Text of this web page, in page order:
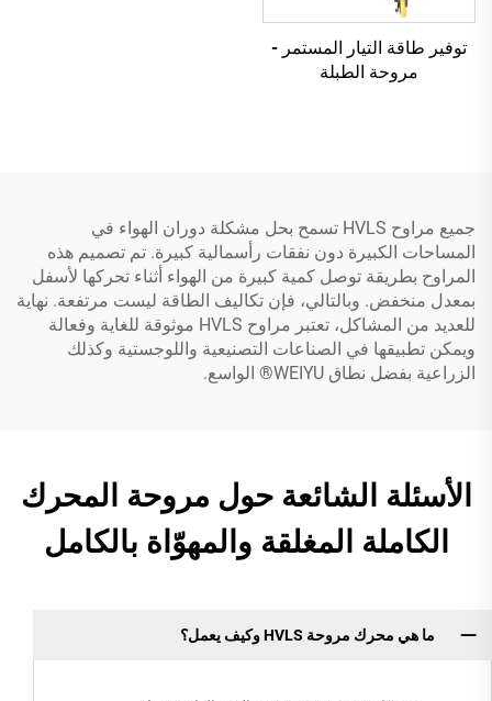
توفير طاقة التيار المستمر -
مروحة الطبلة
جميع مراوح HVLS تسمح بحل مشكلة دوران الهواء في
المساحات الكبيرة دون نفقات رأسمالية كبيرة. تم تصميم هذه
المراوح بطريقة توصل كمية كبيرة من الهواء أثناء تحركها لأسفل
بمعدل منخفض. وبالتالي، فإن تكاليف الطاقة ليست مرتفعة. نهاية
للعديد من المشاكل، تعتبر مراوح HVLS موثوقة للغاية وفعالة
ويمكن تطبيقها في الصناعات التصنيعية واللوجستية وكذلك
الزراعية بفضل نطاق WEIYU® الواسع.
الأسئلة الشائعة حول مروحة المحرك
الكاملة المغلقة والمهوّاة بالكامل
ما هي محرك مروحة HVLS وكيف يعمل؟